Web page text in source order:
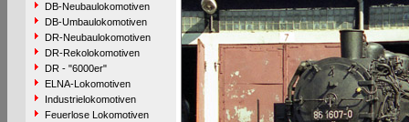
DB-Neubaulokomotiven
DB-Umbaulokomotiven
DR-Neubaulokomotiven
DR-Rekolokomotiven
DR - "6000er"
ELNA-Lokomotiven
Industrielokomotiven
Feuerlose Lokomotiven